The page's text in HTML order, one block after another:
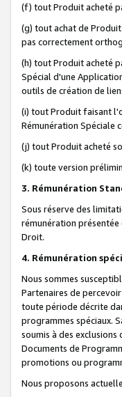
(f) tout Produit acheté
(g) tout achat de Produit
pas correctement
(h) tout Produit acheté
Spécial d'une
outils de création de
(i) tout Produit faisant
Rémunération Spéciale
(j) tout Produit acheté
(k) toute version
3. Rémunération
Sous réserve des
rémunération présentée
Droit.
4. Rémunération
Nous sommes
Partenaires de
toute période décrite
programmes spéciaux.
soumis à des
Documents de
promotions ou
Nous proposons